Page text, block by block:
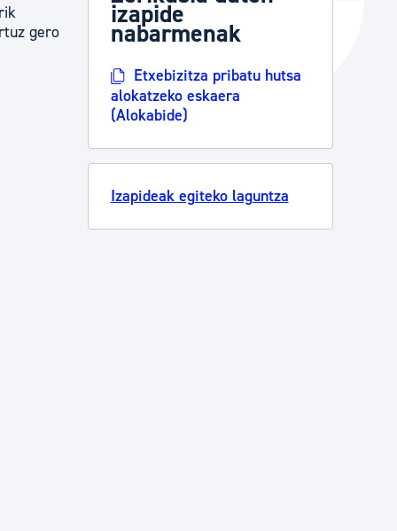
gero
izapide
nabarmenak
Etxebizitza pribatu hutsa
alokatzeko eskaera
(Alokabide)
Izapideak egiteko laguntza